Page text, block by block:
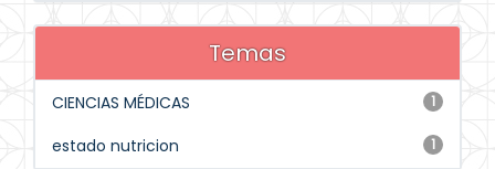
Temas
1
CIENCIAS MÉDICAS
1
estado nutricion